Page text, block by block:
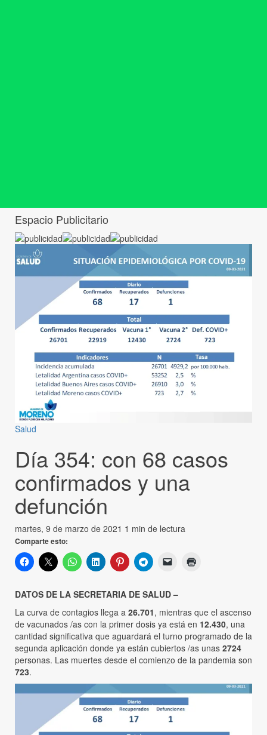
Espacio Publicitario
Salud
Día 354: con 68 casos
confirmados y una
defunción
martes, 9 de marzo de 2021 1 min de lectura
Comparte esto:
DATOS DE LA SECRETARIA DE SALUD –
La curva de contagios llega a 26.701, mientras que el ascenso
de vacunados /as con la primer dosis ya está en 12.430, una
cantidad significativa que aguardará el turno programado de la
segunda aplicación donde ya están cubiertos /as unas 2724
personas. Las muertes desde el comienzo de la pandemia son
723.